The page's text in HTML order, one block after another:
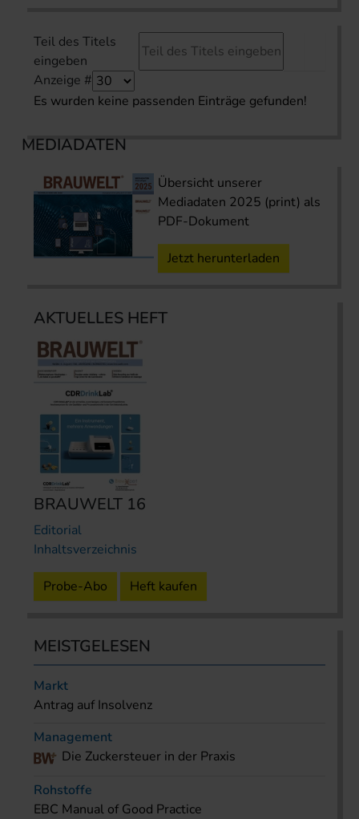
Teil des Titels
eingeben
Anzeige #
Es wurden keine passenden Einträge gefunden!
MEDIADATEN
Übersicht unserer
Mediadaten 2025 (print) als
PDF-Dokument
Jetzt herunterladen
AKTUELLES HEFT
BRAUWELT 16
Editorial
Inhaltsverzeichnis
Probe-Abo Heft kaufen
MEISTGELESEN
Markt
Antrag auf Insolvenz
Management
Die Zuckersteuer in der Praxis
Rohstoffe
EBC Manual of Good Practice